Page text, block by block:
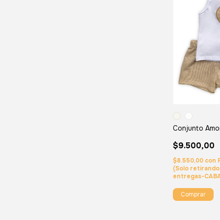
Conjunto
$9.500,00
$8.550,00 con
(Solo
entregas-
Comprar